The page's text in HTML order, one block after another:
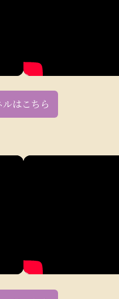
はこちら